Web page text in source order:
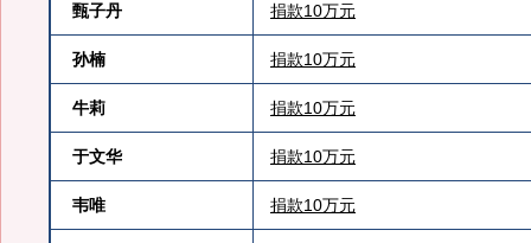
甄子丹 捐款10万元
孙楠 捐款10万元
牛莉 捐款10万元
于文华 捐款10万元
韦唯 捐款10万元